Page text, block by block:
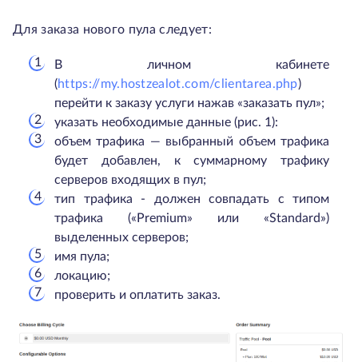
Для заказа нового пула следует:
В личном кабинете
(https://my.hostzealot.com/clientarea.php)
перейти к заказу услуги нажав «заказать пул»;
указать необходимые данные (рис. 1):
объем трафика — выбранный объем трафика
будет добавлен, к суммарному трафику
серверов входящих в пул;
тип трафика - должен совпадать с типом
трафика («Premium» или «Standard»)
выделенных серверов;
имя пула;
локацию;
проверить и оплатить заказ.